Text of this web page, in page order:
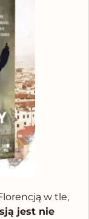
w tle,
jest nie